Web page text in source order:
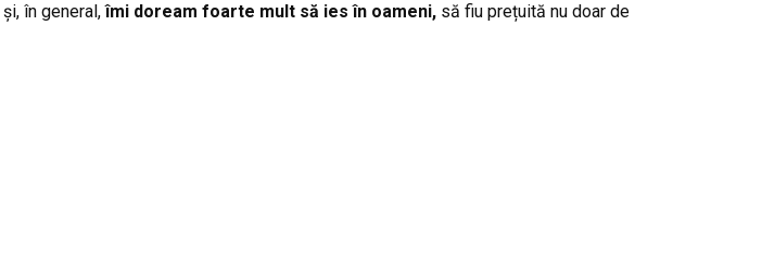
în general,îmi doream foarte mult să ies în oameni, să fiu prețuită nu doar de